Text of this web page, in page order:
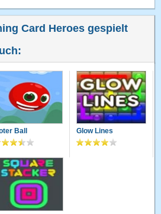
Card Heroes gespielt
Ball Glow Lines